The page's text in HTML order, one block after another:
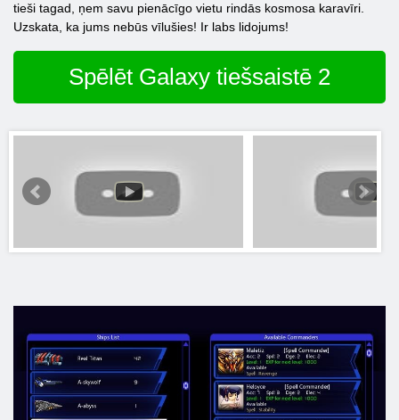
tieši tagad, ņem savu pienācīgo vietu rindās kosmosa karavīri.
Uzskata, ka jums nebūs vīlušies! Ir labs lidojums!
Spēlēt Galaxy tiešsaistē 2